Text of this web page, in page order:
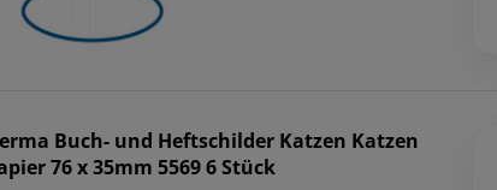
Buch- und Heftschilder Katzen Katzen
76 x 35mm 5569 6 Stück